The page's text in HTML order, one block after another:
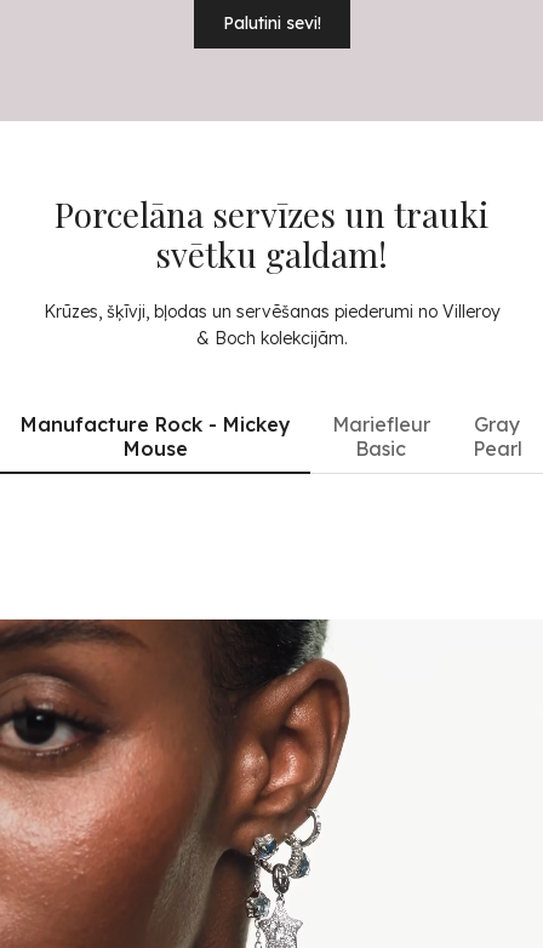
Palutini sevi!
Porcelāna servīzes un trauki
svētku galdam!
Krūzes, šķīvji, bļodas un servēšanas piederumi no Villeroy
& Boch kolekcijām.
Manufacture Rock - Mickey
Mouse
Mariefleur
Basic
Gray
Pearl